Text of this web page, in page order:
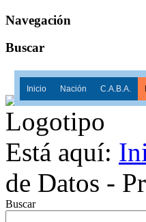
Navegación
Buscar
Inicio Nación C.A.B.A.
Está aquí:
de Datos -
Buscar